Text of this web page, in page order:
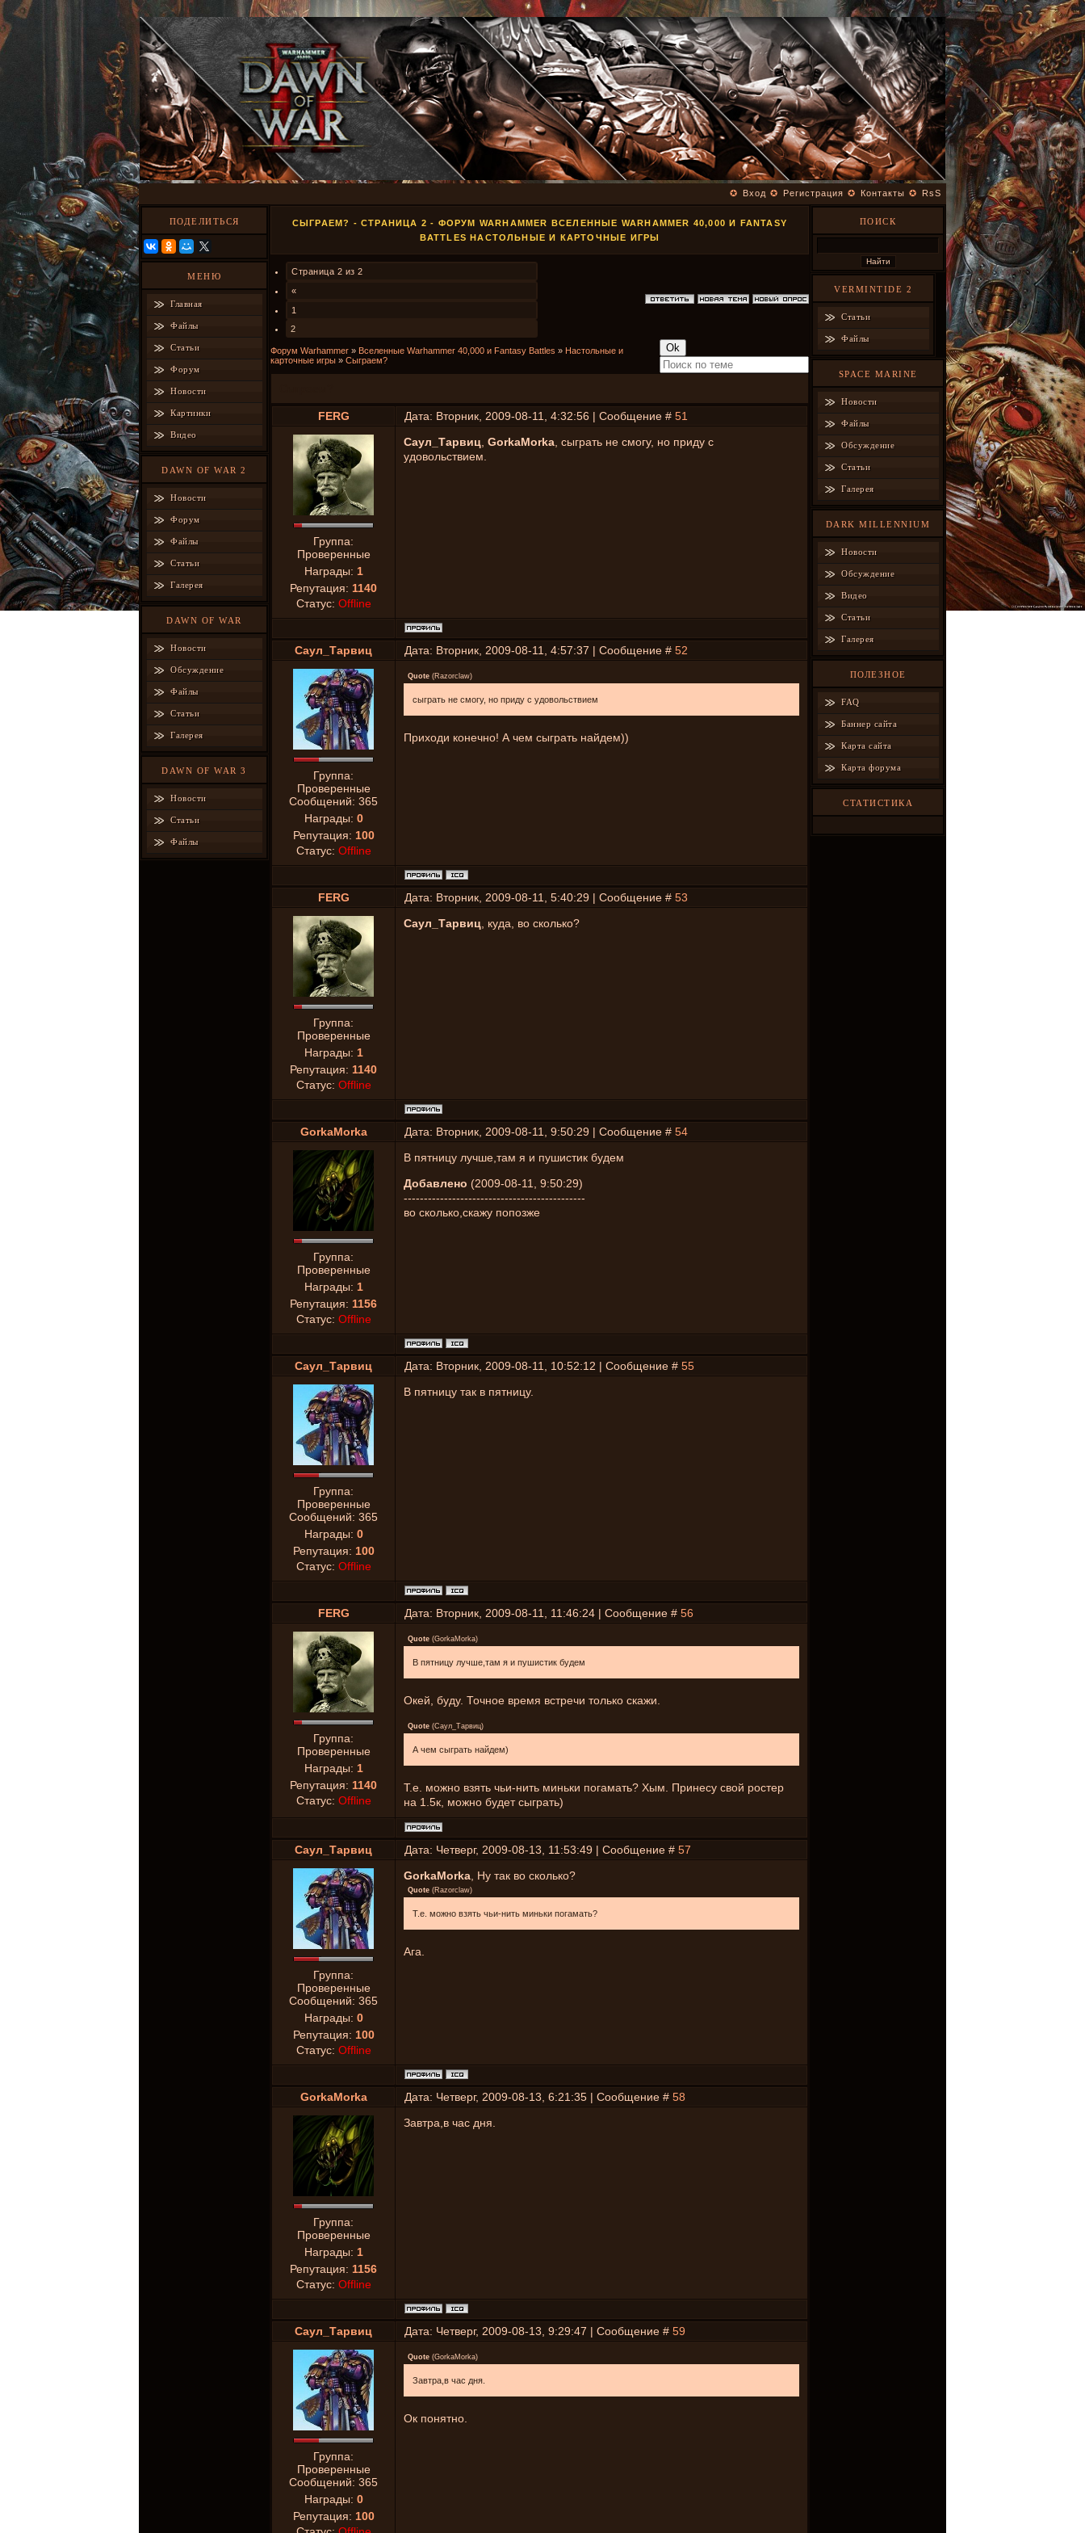
✪ Вход ✪ Регистрация ✪ Контакты ✪ RsS
ПОДЕЛИТЬСЯ
МЕНЮ
Главная
Файлы
Статьи
Форум
Новости
Картинки
Видео
DAWN OF WAR 2
Новости
Форум
Файлы
Статьи
Галерея
DAWN OF WAR
Новости
Обсуждение
Файлы
Статьи
Галерея
DAWN OF WAR 3
Новости
Статьи
Файлы
СЫГРАЕМ? - СТРАНИЦА 2 - ФОРУМ WARHAMMER ВСЕЛЕННЫЕ WARHAMMER 40,000 И FANTASY
BATTLES НАСТОЛЬНЫЕ И КАРТОЧНЫЕ ИГРЫ
Страница 2 из 2
«
1
2
Форум Warhammer » Вселенные Warhammer 40,000 и Fantasy Battles » Настольные и
карточные игры » Сыграем?
FERG Дата: Вторник, 2009-08-11, 4:32:56 | Сообщение # 51
Группа:
Проверенные
Награды: 1
Репутация: 1140
Статус: Offline
Саул_Тарвиц GorkaMorka , сыграть не смогу, но приду с
удовольствием.
Саул_Тарвиц Дата: Вторник, 2009-08-11, 4:57:37 | Сообщение # 52
Группа:
Проверенные
Сообщений: 365
Награды: 0
Репутация: 100
Статус: Offline
Quote (Razorclaw)
сыграть не смогу, но приду с удовольствием
Приходи конечно! А чем сыграть найдем))
FERG Дата: Вторник, 2009-08-11, 5:40:29 | Сообщение # 53
Группа:
Проверенные
Награды: 1
Репутация: 1140
Статус: Offline
Саул_Тарвиц , куда, во сколько?
GorkaMorka Дата: Вторник, 2009-08-11, 9:50:29 | Сообщение # 54
Группа:
Проверенные
Награды: 1
Репутация: 1156
Статус: Offline
В пятницу лучше,там я и пушистик будем
Добавлено (2009-08-11, 9:50:29)
---------------------------------------------
во сколько,скажу попозже
Саул_Тарвиц Дата: Вторник, 2009-08-11, 10:52:12 | Сообщение # 55
Группа:
Проверенные
Сообщений: 365
Награды: 0
Репутация: 100
Статус: Offline
В пятницу так в пятницу.
FERG Дата: Вторник, 2009-08-11, 11:46:24 | Сообщение # 56
Группа:
Проверенные
Награды: 1
Репутация: 1140
Статус: Offline
Quote (GorkaMorka)
В пятницу лучше,там я и пушистик будем
Окей, буду. Точное время встречи только скажи.
Quote (Саул_Тарвиц)
А чем сыграть найдем)
Т.е. можно взять чьи-нить миньки погамать? Хым. Принесу свой ростер
на 1.5к, можно будет сыграть)
Саул_Тарвиц Дата: Четверг, 2009-08-13, 11:53:49 | Сообщение # 57
Группа:
Проверенные
Сообщений: 365
Награды: 0
Репутация: 100
Статус: Offline
GorkaMorka , Ну так во сколько?
Quote (Razorclaw)
Т.е. можно взять чьи-нить миньки погамать?
Ага.
GorkaMorka Дата: Четверг, 2009-08-13, 6:21:35 | Сообщение # 58
Группа:
Проверенные
Награды: 1
Репутация: 1156
Статус: Offline
Завтра,в час дня.
Саул_Тарвиц Дата: Четверг, 2009-08-13, 9:29:47 | Сообщение # 59
Группа:
Проверенные
Сообщений: 365
Награды: 0
Репутация: 100
Quote (GorkaMorka)
Завтра,в час дня.
Ок понятно.
ПОИСК
VERMINTIDE 2
Статьи
Файлы
SPACE MARINE
Новости
Файлы
Обсуждение
Статьи
Галерея
DARK MILLENNIUM
Новости
Обсуждение
Видео
Статьи
Галерея
ПОЛЕЗНОЕ
FAQ
Баннер сайта
Карта сайта
Карта форума
СТАТИСТИКА